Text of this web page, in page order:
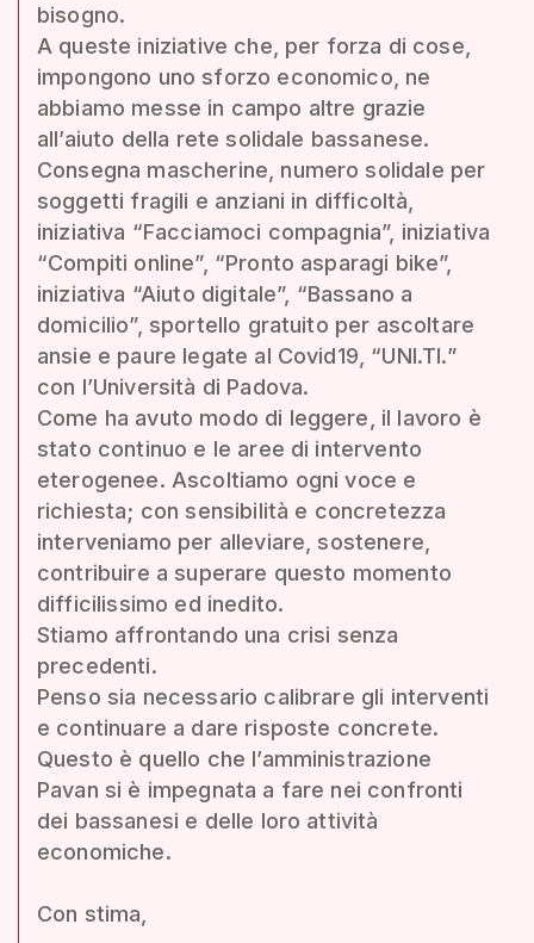
bisogno.
A queste iniziative che, per forza di cose,
impongono uno sforzo economico, ne
abbiamo messe in campo altre grazie
all’aiuto della rete solidale bassanese.
Consegna mascherine, numero solidale per
soggetti fragili e anziani in difficoltà,
iniziativa “Facciamoci compagnia”, iniziativa
“Compiti online”, “Pronto asparagi bike”,
iniziativa “Aiuto digitale”, “Bassano a
domicilio”, sportello gratuito per ascoltare
ansie e paure legate al Covid19, “UNI.TI.”
con l’Università di Padova.
Come ha avuto modo di leggere, il lavoro è
stato continuo e le aree di intervento
eterogenee. Ascoltiamo ogni voce e
richiesta; con sensibilità e concretezza
interveniamo per alleviare, sostenere,
contribuire a superare questo momento
difficilissimo ed inedito.
Stiamo affrontando una crisi senza
precedenti.
Penso sia necessario calibrare gli interventi
e continuare a dare risposte concrete.
Questo è quello che l’amministrazione
Pavan si è impegnata a fare nei confronti
dei bassanesi e delle loro attività
economiche.
Con stima,